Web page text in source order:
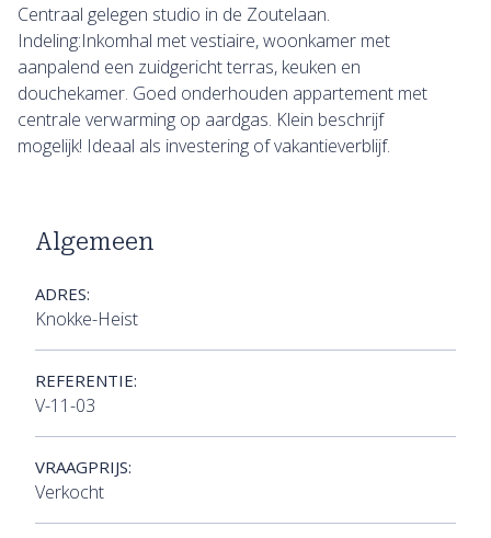
Centraal gelegen studio in de Zoutelaan.
Indeling:Inkomhal met vestiaire, woonkamer met
aanpalend een zuidgericht terras, keuken en
douchekamer. Goed onderhouden appartement met
centrale verwarming op aardgas. Klein beschrijf
mogelijk! Ideaal als investering of vakantieverblijf.
Algemeen
ADRES:
Knokke-Heist
REFERENTIE:
V-11-03
VRAAGPRIJS:
Verkocht